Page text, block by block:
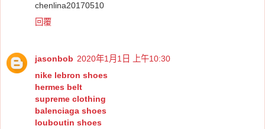
chenlina20170510
回覆
jasonbob 2020年1月1日 上午10:30
nike lebron shoes
hermes belt
supreme clothing
balenciaga shoes
louboutin shoes